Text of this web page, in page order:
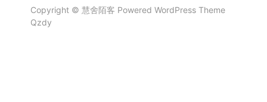
Copyright © 慧舍陌客 Powered WordPressTheme
Qzdy